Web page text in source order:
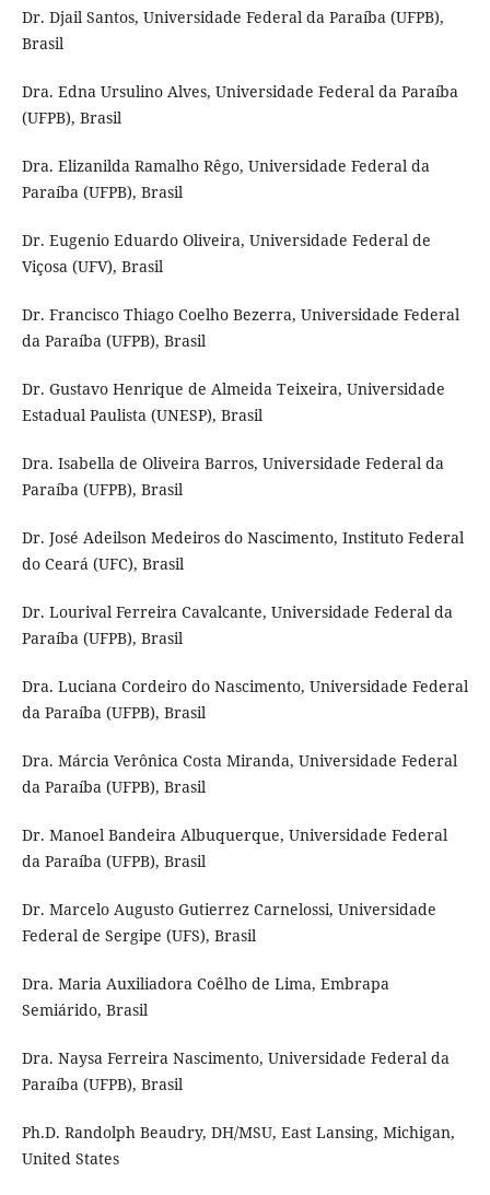
Dr. Djail Santos, Universidade Federal da Paraíba (UFPB),
Brasil
Dra. Edna Ursulino Alves, Universidade Federal da Paraíba
(UFPB), Brasil
Dra. Elizanilda Ramalho Rêgo, Universidade Federal da
Paraíba (UFPB), Brasil
Dr. Eugenio Eduardo Oliveira, Universidade Federal de
Viçosa (UFV), Brasil
Dr. Francisco Thiago Coelho Bezerra, Universidade Federal
da Paraíba (UFPB), Brasil
Dr. Gustavo Henrique de Almeida Teixeira, Universidade
Estadual Paulista (UNESP), Brasil
Dra. Isabella de Oliveira Barros, Universidade Federal da
Paraíba (UFPB), Brasil
Dr. José Adeilson Medeiros do Nascimento, Instituto Federal
do Ceará (UFC), Brasil
Dr. Lourival Ferreira Cavalcante, Universidade Federal da
Paraíba (UFPB), Brasil
Dra. Luciana Cordeiro do Nascimento, Universidade Federal
da Paraíba (UFPB), Brasil
Dra. Márcia Verônica Costa Miranda, Universidade Federal
da Paraíba (UFPB), Brasil
Dr. Manoel Bandeira Albuquerque, Universidade Federal
da Paraíba (UFPB), Brasil
Dr. Marcelo Augusto Gutierrez Carnelossi, Universidade
Federal de Sergipe (UFS), Brasil
Dra. Maria Auxiliadora Coêlho de Lima, Embrapa
Semiárido, Brasil
Dra. Naysa Ferreira Nascimento, Universidade Federal da
Paraíba (UFPB), Brasil
Ph.D. Randolph Beaudry, DH/MSU, East Lansing, Michigan,
United States